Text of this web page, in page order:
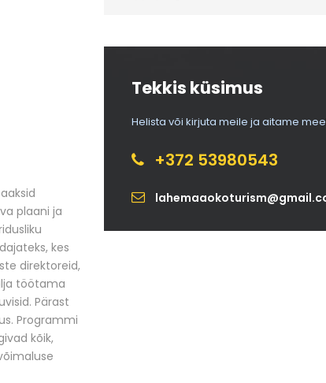
Tekkis küsimus
Helista või kirjuta meile ja aitame
+372 53980543
plaani ja
kes
direktoreid,
töötama
Pärast
Programmi
kõik,